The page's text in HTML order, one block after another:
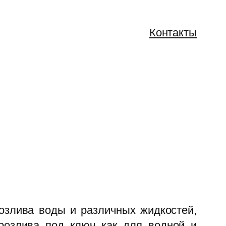
Контакты
воды и различных жидкостей,